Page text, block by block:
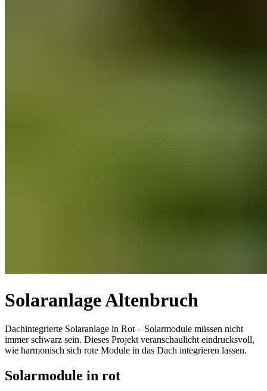
Solaranlage Altenbruch
Dachintegrierte Solaranlage in Rot – Solarmodule müssen nicht
immer schwarz sein. Dieses Projekt veranschaulicht eindrucksvoll,
wie harmonisch sich rote Module in das Dach integrieren lassen.
Solarmodule in rot